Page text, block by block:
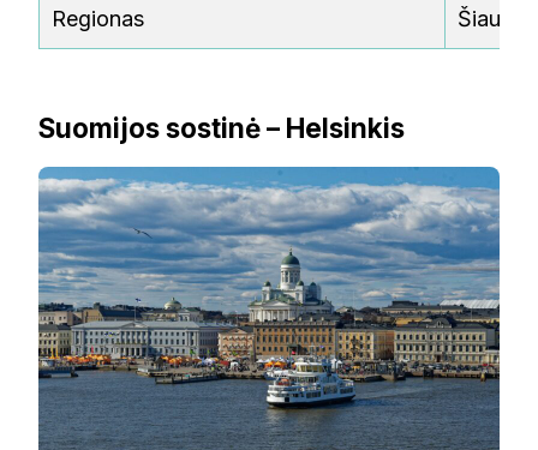
Regionas
Suomijos sostinė – Helsinkis